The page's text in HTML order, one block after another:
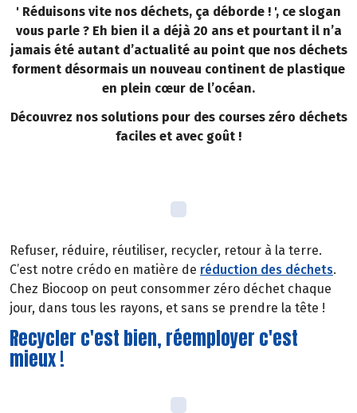
' Réduisons vite nos déchets, ça déborde ! ', ce slogan
vous parle ? Eh bien il a déjà 20 ans et pourtant il n’a
jamais été autant d’actualité au point que nos déchets
forment désormais un nouveau continent de plastique
en plein cœur de l’océan.
Découvrez nos solutions pour des courses zéro déchets
faciles et avec goût !
Refuser, réduire, réutiliser, recycler, retour à la terre.
C’est notre crédo en matière de réduction des déchets.
Chez Biocoop on peut consommer zéro déchet chaque
jour, dans tous les rayons, et sans se prendre la tête !
Recycler c'est bien, réemployer c'est
mieux !